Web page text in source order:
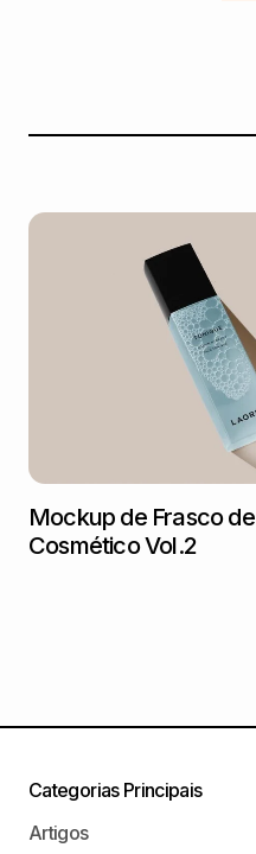
Mockup de Frasco de
Cosmético Vol.2
Categorias Principais
Artigos